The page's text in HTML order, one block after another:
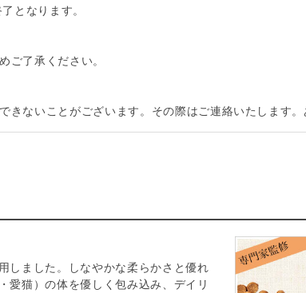
となります。
ご了承ください。
ないことがございます。その際はご連絡いたします。
しました。しなやかな柔らかさと優れ
愛猫）の体を優しく包み込み、デイリ